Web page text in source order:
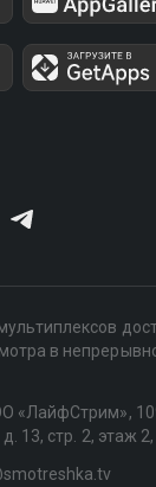
в
«ЛайфСтрим»,
13, стр. 2, этаж